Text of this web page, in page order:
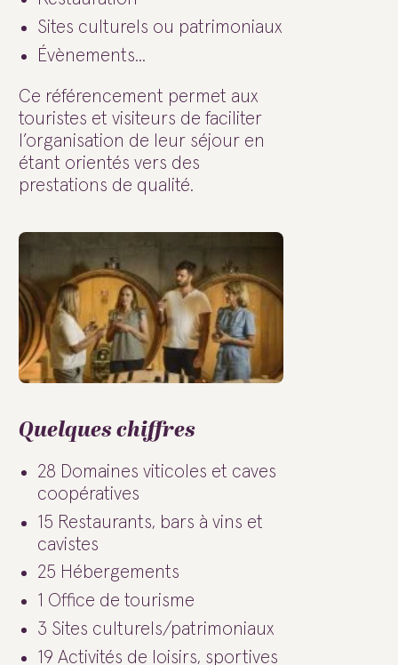
Sites culturels ou patrimoniaux
Évènements...
Ce référencement permet aux
touristes et visiteurs de faciliter
l’organisation de leur séjour en
étant orientés vers des
prestations de qualité.
Quelques chiffres
28 Domaines viticoles et caves
coopératives
15 Restaurants, bars à vins et
cavistes
25 Hébergements
1 Office de tourisme
3 Sites culturels/patrimoniaux
19 Activités de loisirs, sportives